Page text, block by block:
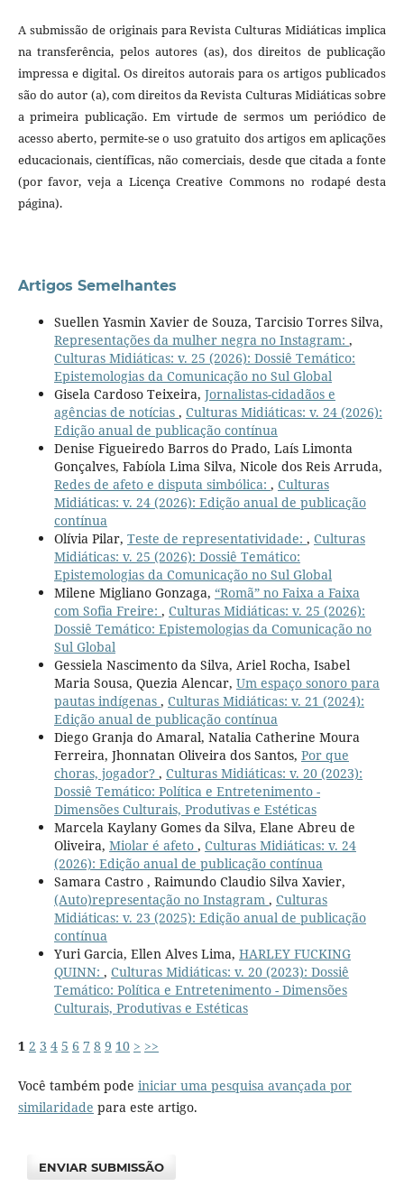
A submissão de originais para Revista Culturas Midiáticas implica
na transferência, pelos autores (as), dos direitos de publicação
impressa e digital. Os direitos autorais para os artigos publicados
são do autor (a), com direitos da Revista Culturas Midiáticas sobre
a primeira publicação. Em virtude de sermos um periódico de
acesso aberto, permite-se o uso gratuito dos artigos em aplicações
educacionais, científicas, não comerciais, desde que citada a fonte
(por favor, veja a Licença Creative Commons no rodapé desta
página).
Artigos Semelhantes
Suellen Yasmin Xavier de Souza, Tarcisio Torres Silva,
Representações da mulher negra no Instagram: ,
Culturas Midiáticas: v. 25 (2026): Dossiê Temático:
Epistemologias da Comunicação no Sul Global
Gisela Cardoso Teixeira, Jornalistas-cidadãos e
agências de notícias , Culturas Midiáticas: v. 24 (2026):
Edição anual de publicação contínua
Denise Figueiredo Barros do Prado, Laís Limonta
Gonçalves, Fabíola Lima Silva, Nicole dos Reis Arruda,
Redes de afeto e disputa simbólica: , Culturas
Midiáticas: v. 24 (2026): Edição anual de publicação
contínua
Olívia Pilar, Teste de representatividade: , Culturas
Midiáticas: v. 25 (2026): Dossiê Temático:
Epistemologias da Comunicação no Sul Global
Milene Migliano Gonzaga, “Romã” no Faixa a Faixa
com Sofia Freire: , Culturas Midiáticas: v. 25 (2026):
Dossiê Temático: Epistemologias da Comunicação no
Sul Global
Gessiela Nascimento da Silva, Ariel Rocha, Isabel
Maria Sousa, Quezia Alencar, Um espaço sonoro para
pautas indígenas , Culturas Midiáticas: v. 21 (2024):
Edição anual de publicação contínua
Diego Granja do Amaral, Natalia Catherine Moura
Ferreira, Jhonnatan Oliveira dos Santos, Por que
choras, jogador? , Culturas Midiáticas: v. 20 (2023):
Dossiê Temático: Política e Entretenimento -
Dimensões Culturais, Produtivas e Estéticas
Marcela Kaylany Gomes da Silva, Elane Abreu de
Oliveira, Miolar é afeto , Culturas Midiáticas: v. 24
(2026): Edição anual de publicação contínua
Samara Castro , Raimundo Claudio Silva Xavier,
(Auto)representação no Instagram , Culturas
Midiáticas: v. 23 (2025): Edição anual de publicação
contínua
Yuri Garcia, Ellen Alves Lima, HARLEY FUCKING
QUINN: , Culturas Midiáticas: v. 20 (2023): Dossiê
Temático: Política e Entretenimento - Dimensões
Culturais, Produtivas e Estéticas
1 2 3 4 5 6 7 8 9 10 > >>
Você também pode iniciar uma pesquisa avançada por
similaridade para este artigo.
ENVIAR SUBMISSÃO